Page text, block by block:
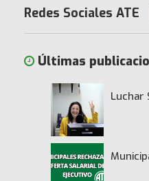
Redes Sociales ATE
Últimas
Luchar